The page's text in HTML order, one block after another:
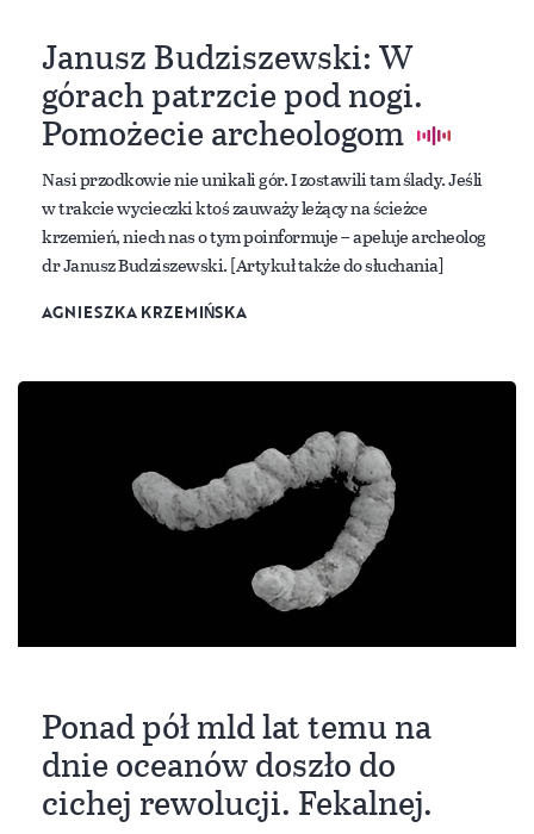
Janusz Budziszewski: W
górach patrzcie pod nogi.
Pomożecie archeologom
Nasi przodkowie nie unikali gór. I zostawili tam ślady. Jeśli
w trakcie wycieczki ktoś zauważy leżący na ścieżce
krzemień, niech nas o tym poinformuje – apeluje archeolog
dr Janusz Budziszewski. [Artykuł także do słuchania]
AGNIESZKA KRZEMIŃSKA
Ponad pół mld lat temu na
dnie oceanów doszło do
cichej rewolucji. Fekalnej.